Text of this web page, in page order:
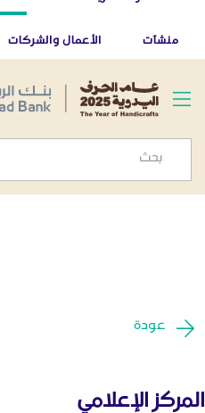
أخبار صحفية -
تطبيق بنك الرياض
منشآت الأعمال والشركات
عودة
المركز الإعلامي